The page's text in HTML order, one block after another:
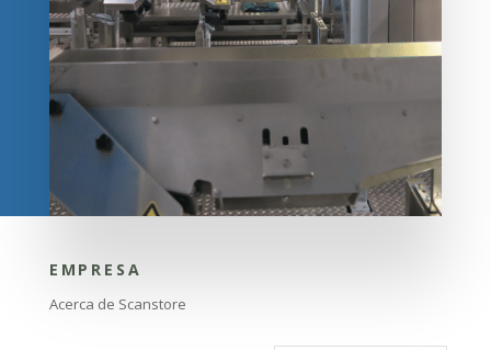
EMPRESA
Acerca de Scanstore